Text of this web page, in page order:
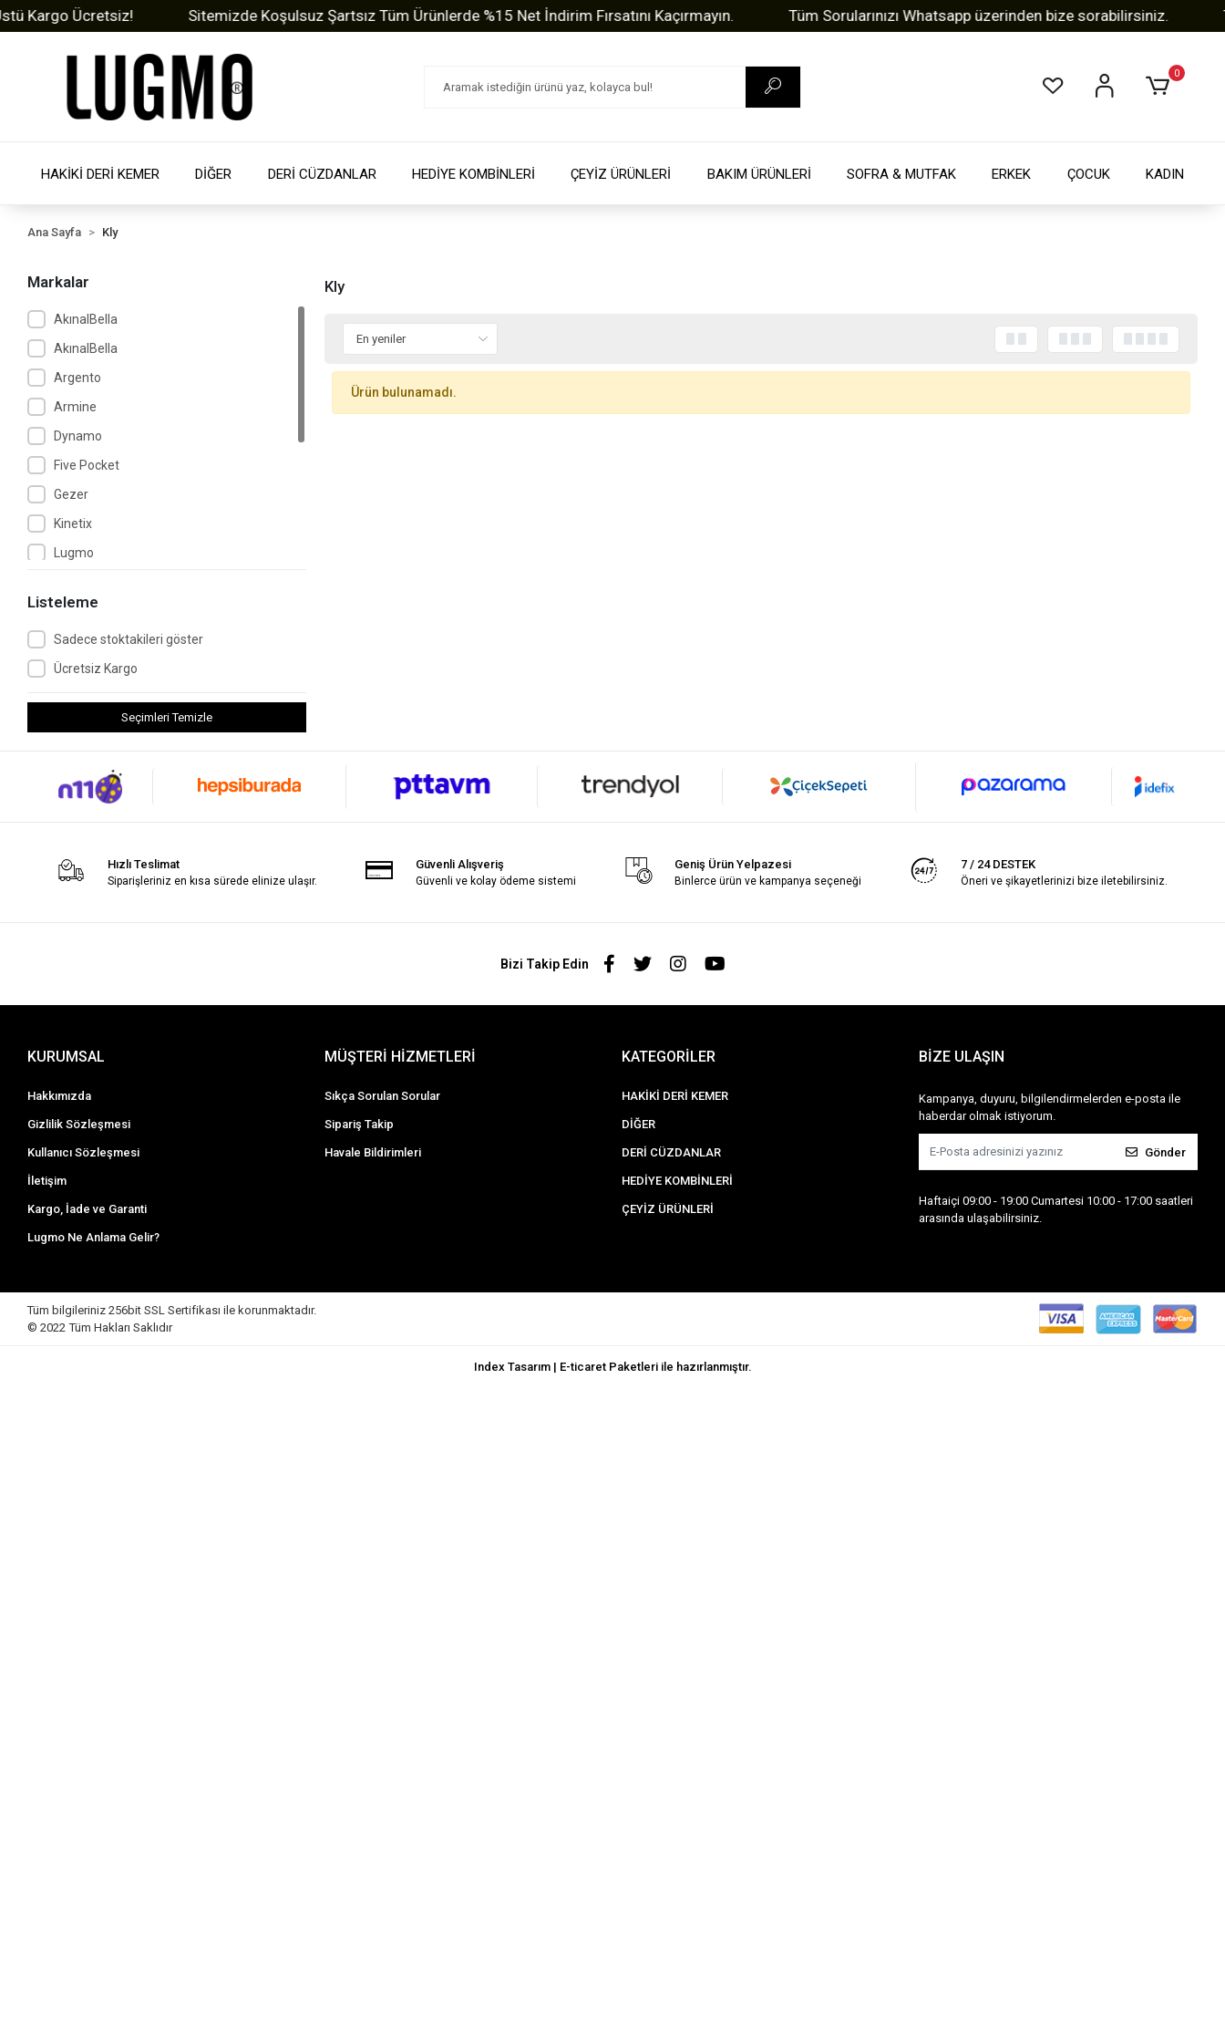
Ücretsiz! Sitemizde Koşulsuz Şartsız Tüm Ürünlerde %15 Net İndirim Fırsatını Kaçırmayın. Tüm Sorularınızı Whatsapp üzerinden bize sorabilirsiniz.
0
HAKİKİ DERİ KEMER DİĞER DERİ CÜZDANLAR HEDİYE KOMBİNLERİ ÇEYİZ ÜRÜNLERİ BAKIM ÜRÜNLERİ SOFRA & MUTFAK ERKEK ÇOCUK KADIN
Ana Sayfa Kly
Markalar
AkınalBella
AkınalBella
Argento
Armine
Dynamo
Five Pocket
Gezer
Kinetix
Lugmo
Nascita
Pierre Cardin
Şirin Bebe
Vi-Vet
Listeleme
Sadece stoktakileri göster
Ücretsiz Kargo
Seçimleri Temizle
Kly
Ürün bulunamadı.
Hızlı Teslimat
Siparişleriniz en kısa sürede elinize ulaşır.
Güvenli Alışveriş
Güvenli ve kolay ödeme sistemi
Geniş Ürün Yelpazesi
Binlerce ürün ve kampanya seçeneği
7 / 24 DESTEK
Öneri ve şikayetlerinizi bize iletebilirsiniz.
Bizi Takip Edin
KURUMSAL
Hakkımızda
Gizlilik Sözleşmesi
Kullanıcı Sözleşmesi
İletişim
Kargo, İade ve Garanti
Lugmo Ne Anlama Gelir?
MÜŞTERİ HİZMETLERİ
Sıkça Sorulan Sorular
Sipariş Takip
Havale Bildirimleri
KATEGORİLER
HAKİKİ DERİ KEMER
DİĞER
DERİ CÜZDANLAR
HEDİYE KOMBİNLERİ
ÇEYİZ ÜRÜNLERİ
BİZE ULAŞIN
Kampanya, duyuru, bilgilendirmelerden e-posta ile
haberdar olmak istiyorum.
Gönder
Haftaiçi 09:00 - 19:00 Cumartesi 10:00 - 17:00 saatleri
arasında ulaşabilirsiniz.
Tüm bilgileriniz 256bit SSL Sertifikası ile korunmaktadır.
© 2022Tüm Hakları Saklıdır
Index Tasarım | E-ticaret Paketleri ile hazırlanmıştır.